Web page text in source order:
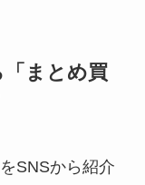
まとめ買
SNSから紹介